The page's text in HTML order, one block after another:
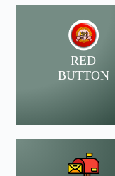
RED
BUTTON